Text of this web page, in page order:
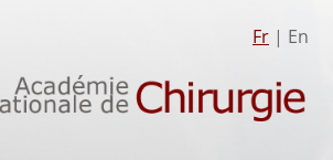
Fr | En